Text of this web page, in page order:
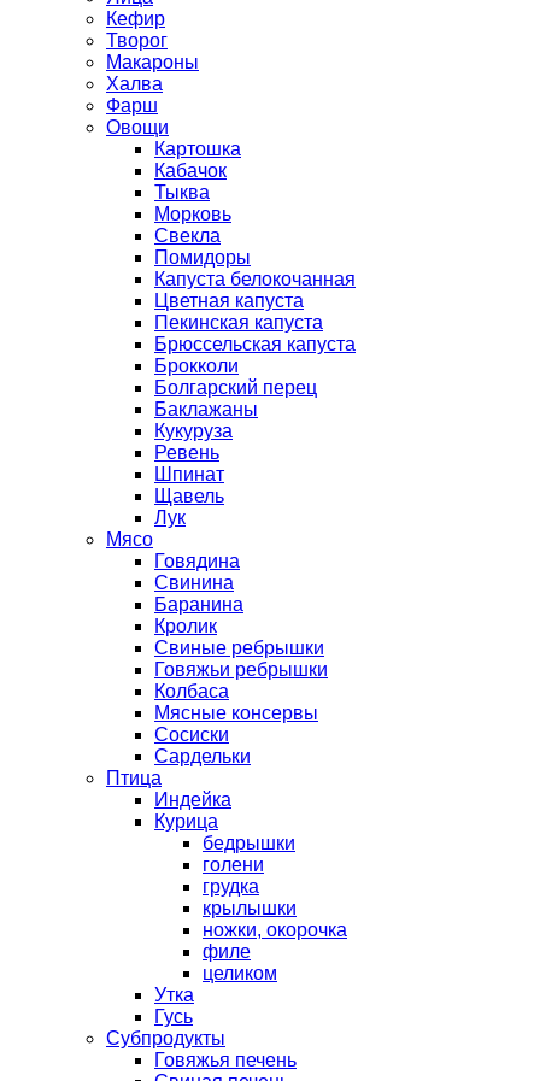
Кефир
Творог
Макароны
Халва
Фарш
Овощи
Картошка
Кабачок
Тыква
Морковь
Свекла
Помидоры
Капуста белокочанная
Цветная капуста
Пекинская капуста
Брюссельская капуста
Брокколи
Болгарский перец
Баклажаны
Кукуруза
Ревень
Шпинат
Щавель
Лук
Мясо
Говядина
Свинина
Баранина
Кролик
Свиные ребрышки
Говяжьи ребрышки
Колбаса
Мясные консервы
Сосиски
Сардельки
Птица
Индейка
Курица
бедрышки
голени
грудка
крылышки
ножки, окорочка
филе
целиком
Утка
Гусь
Субпродукты
Говяжья печень